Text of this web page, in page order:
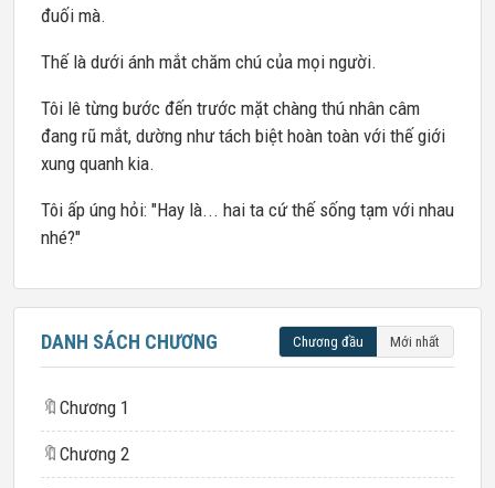
đuối mà.
Thế là dưới ánh mắt chăm chú của mọi người.
Tôi lê từng bước đến trước mặt chàng thú nhân câm
đang rũ mắt, dường như tách biệt hoàn toàn với thế giới
xung quanh kia.
Tôi ấp úng hỏi: "Hay là... hai ta cứ thế sống tạm với nhau
nhé?"
DANH SÁCH CHƯƠNG Chương đầu Mới nhất
🔖 Chương 1
🔖 Chương 2